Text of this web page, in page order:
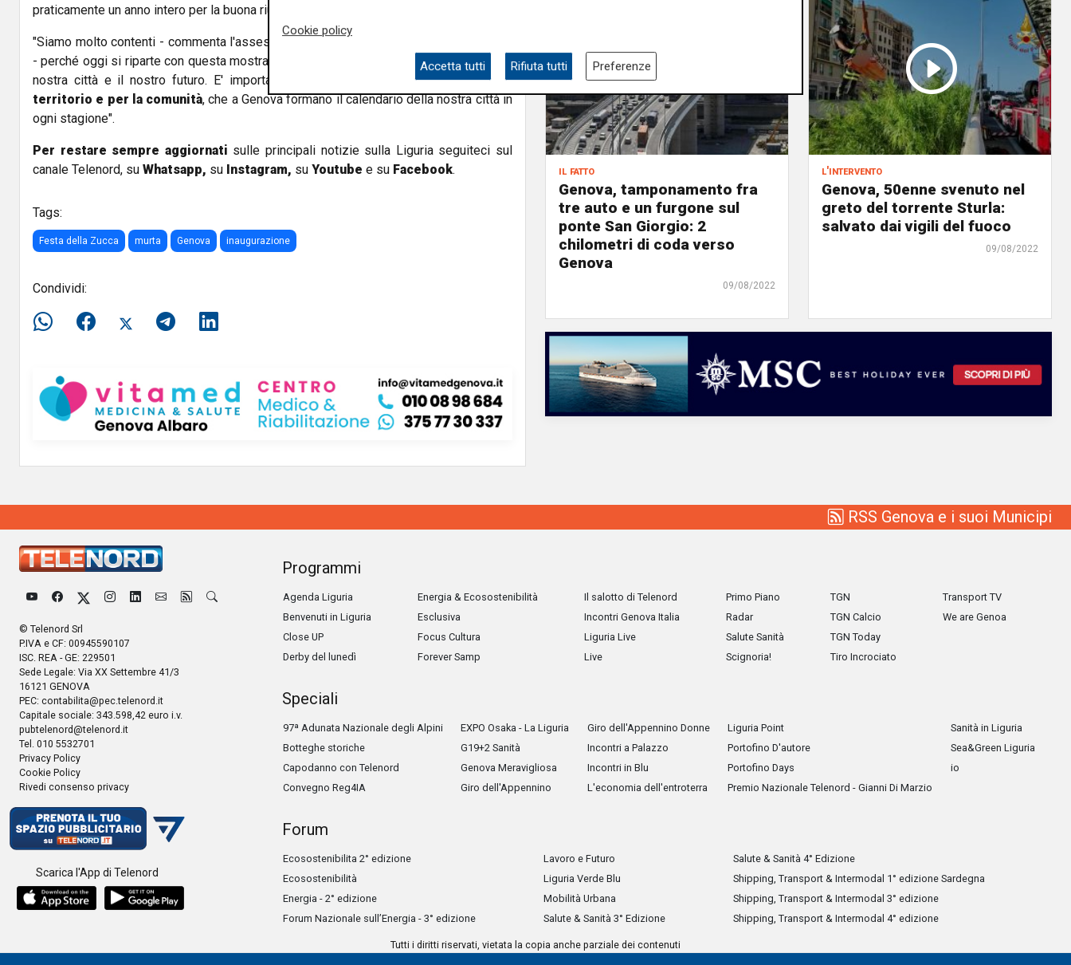
praticamente un anno intero per la buona riuscita.
"Siamo molto contenti - commenta l'assessore alla tutela delle vallate
- perché oggi si riparte con questa mostra che è un messaggio importante per tutta la
nostra città e il nostro futuro. E' importante far capire cos'è questafesta per il
territorio e per la comunità, che a Genova formano il calendario della nostra città in
ogni stagione".
Per restare sempre aggiornati sulle principali notizie sulla Liguria seguiteci sul
canale Telenord, su Whatsapp, su Instagram, su Youtube e su Facebook.
Tags:
Festa della Zucca murta Genova inaugurazione
Condividi:
il fatto
Genova, tamponamento fra
tre auto e un furgone sul
ponte San Giorgio: 2
chilometri di coda verso
Genova
09/08/2022
l'intervento
Genova, 50enne svenuto nel
greto del torrente Sturla:
salvato dai vigili del fuoco
09/08/2022
RSS Genova e i suoi Municipi
© Telenord Srl
P.IVA e CF: 00945590107
ISC. REA - GE: 229501
Sede Legale: Via XX Settembre 41/3
16121 GENOVA
PEC: contabilita@pec.telenord.it
Capitale sociale: 343.598,42 euro i.v.
pubtelenord@telenord.it
Tel. 010 5532701
Privacy Policy
Cookie Policy
Rivedi consenso privacy
Scarica l'App di Telenord
Programmi
Agenda Liguria
Benvenuti in Liguria
Close UP
Derby del lunedì
Energia & Ecosostenibilità
Esclusiva
Focus Cultura
Forever Samp
Il salotto di Telenord
Incontri Genova Italia
Liguria Live
Live
Primo Piano
Radar
Salute Sanità
Scignoria!
TGN
TGN Calcio
TGN Today
Tiro Incrociato
Transport TV
We are Genoa
Speciali
97ª Adunata Nazionale degli Alpini
Botteghe storiche
Capodanno con Telenord
Convegno Reg4IA
EXPO Osaka - La Liguria
G19+2 Sanità
Genova Meravigliosa
Giro dell'Appennino
Giro dell'Appennino Donne
Incontri a Palazzo
Incontri in Blu
L'economia dell'entroterra
Liguria Point
Portofino D'autore
Portofino Days
Premio Nazionale Telenord - Gianni Di Marzio
Sanità in Liguria
Sea&Green Liguria
io
Forum
Ecosostenibilita 2° edizione
Ecosostenibilità
Energia - 2° edizione
Forum Nazionale sull’Energia - 3° edizione
Lavoro e Futuro
Liguria Verde Blu
Mobilità Urbana
Salute & Sanità 3° Edizione
Salute & Sanità 4° Edizione
Shipping, Transport & Intermodal 1° edizione Sardegna
Shipping, Transport & Intermodal 3° edizione
Shipping, Transport & Intermodal 4° edizione
Tutti i diritti riservati, vietata la copia anche parziale dei contenuti
Cookie policy
Accetta tutti Rifiuta tutti Preferenze